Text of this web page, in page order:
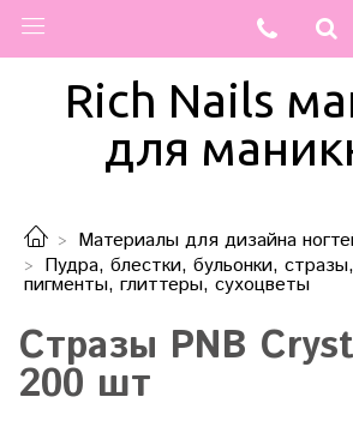
Rich Nails
для
Материалы для дизайна
Пудра, блестки, бульонки,
пигменты, глиттеры, сухоцветы
Стразы PNB
200 шт